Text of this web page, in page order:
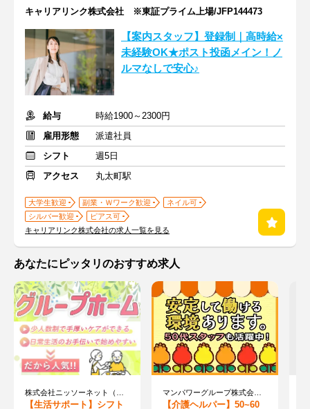
キャリアリンク株式会社 ※東証プライム上場/JFP144473
【案内スタッフ】登録制｜高時給×
未経験OK★ポスト投函メイン！ノ
ルマなしで安心♪
給与
時給1900～2300円
雇用形態
派遣社員
シフト
週5日
アクセス
丸太町駅
大学生歓迎 副業・Ｗワーク歓迎
ネイル可
シルバー歓迎
ピアス可
キャリアリンク株式会社の求人一覧を見る
あなたにピッタリのおすすめ求人
【生活サポート】シフト
【介護ヘルパー】50~60